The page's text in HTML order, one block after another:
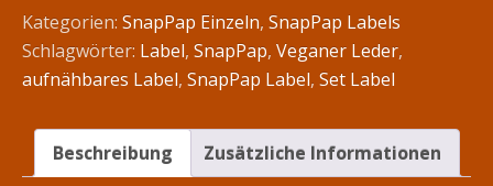
Aufnähen
"Kleine
Hexe"
Kategorien: SnapPap Einzeln, SnapPap Labels
Schlagwörter: Label, SnapPap, Veganer Leder,
aufnähbares Label, SnapPap Label, Set Label
Beschreibung Zusätzliche Informationen